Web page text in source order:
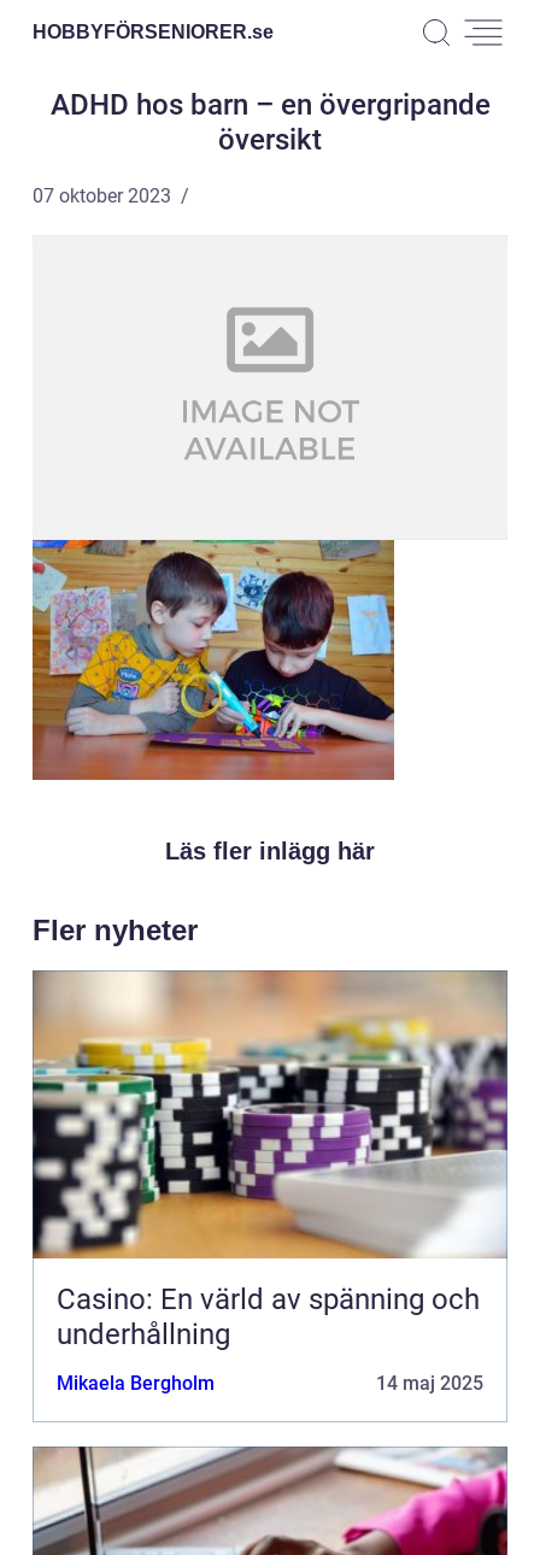
HOBBYFÖRSENIORER.se
ADHD hos barn – en övergripande
översikt
07 oktober 2023
Läs fler inlägg här
Fler nyheter
Casino: En värld av spänning och
underhållning
Mikaela Bergholm 14 maj 2025